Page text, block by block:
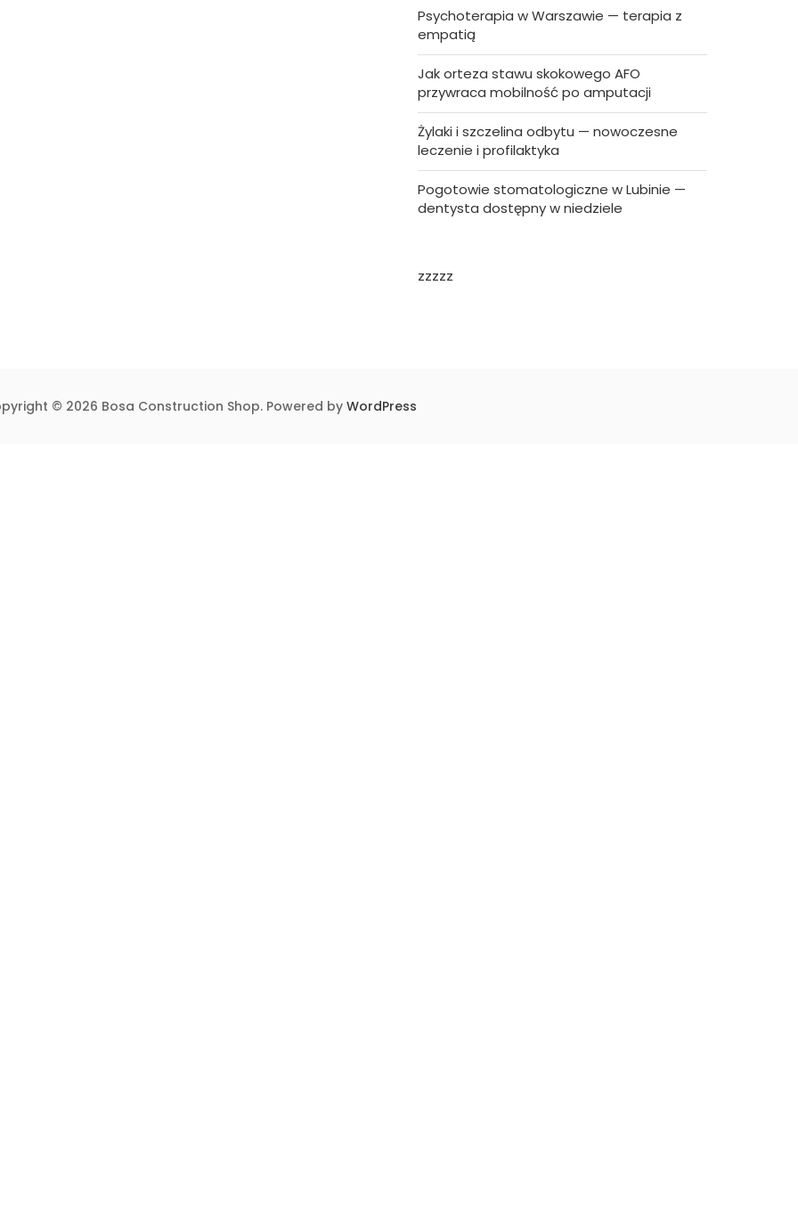
Psychoterapia w Warszawie — terapia z
empatią
Jak orteza stawu skokowego AFO
przywraca mobilność po amputacji
Żylaki i szczelina odbytu — nowoczesne
leczenie i profilaktyka
Pogotowie stomatologiczne w Lubinie —
dentysta dostępny w niedziele
zzzzz
© 2026 Bosa Construction Shop. Powered by WordPress